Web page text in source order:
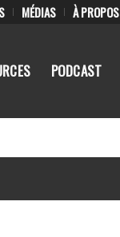
MÉDIAS À PROPOS
PODCAST